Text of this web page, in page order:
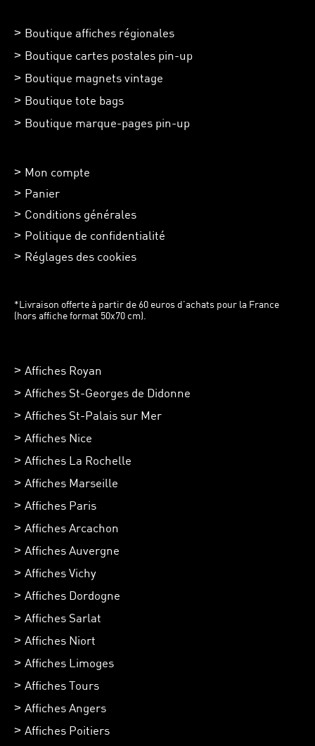
Boutique affiches régionales
Boutique cartes postales pin-up
Boutique magnets vintage
Boutique tote bags
Boutique marque-pages pin-up
Mon compte
Panier
Conditions générales
Politique de confidentialité
Réglages des cookies
*Livraison offerte à partir de 60 euros d’achats pour la France
(hors affiche format 50x70 cm).
Affiches Royan
Affiches St-Georges de Didonne
Affiches St-Palais sur Mer
Affiches Nice
Affiches La Rochelle
Affiches Marseille
Affiches Paris
Affiches Arcachon
Affiches Auvergne
Affiches Vichy
Affiches Dordogne
Affiches Sarlat
Affiches Niort
Affiches Limoges
Affiches Tours
Affiches Angers
Affiches Poitiers